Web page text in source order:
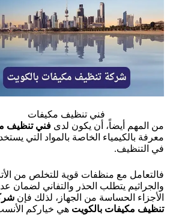
فني تنظيف مكيفات
من المهم أيضاً، أن يكون لدى فني تنظيف
معرفة بالكيمياء الخاصة بالمواد التي
في التنظيف.
فالتعامل مع منظفات قوية للتخلص من
والجراثيم يتطلب الحذر والتفاني لضمان
الأجزاء الحساسة من الجهاز، لذلك فإن
تنظيف مكيفات بالكويت هي خياركم